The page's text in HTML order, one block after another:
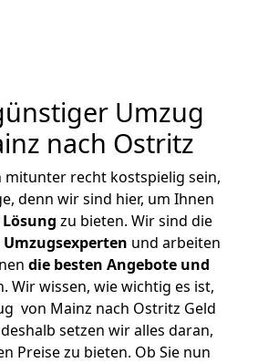
Umzug
nach Ostritz
mitunter recht kostspielig sein,
denn wir sind hier, um Ihnen
Lösung zu bieten. Wir sind die
und arbeiten
die besten Angebote und
Wir wissen, wie wichtig es ist,
von Mainz nach Ostritz Geld
setzen wir alles daran,
Preise zu bieten. Ob Sie nun